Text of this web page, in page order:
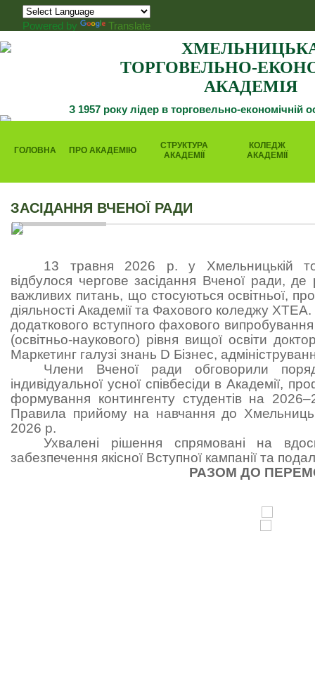
Powered by Translate
ТОРГОВЕЛЬНО-
АКАДЕМІЯ
З 1957 року лідер в торговельно-економічній
ГОЛОВНА ПРО АКАДЕМІЮ
СТРУКТУРА
АКАДЕМІЇ
КОЛЕДЖ
АКАДЕМІЇ
ЗАСІДАННЯ ВЧЕНОЇ РАДИ
13 травня 2026 р. у Хмельницькій
відбулося чергове засідання Вченої ради,
важливих питань, що стосуються освітньої,
діяльності Академії та Фахового коледжу
додаткового вступного фахового
(освітньо-наукового) рівня вищої освіти
Маркетинг галузі знань D Бізнес,
Члени Вченої ради обговорили
індивідуальної усної співбесіди в Академії,
формування контингенту студентів на
Правила прийому на навчання до
2026 р.
Ухвалені рішення спрямовані на
забезпечення якісної Вступної кампанії та
РАЗОМ ДО